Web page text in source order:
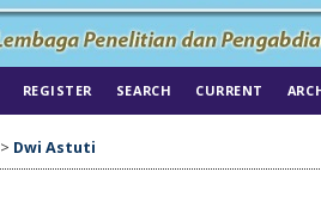
REGISTER SEARCH CURRENT
> Dwi Astuti